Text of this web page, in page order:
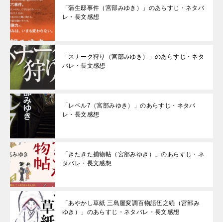
「蒲生邸事件（宮部みゆき）」のあらすじ・ネタバ
レ・長文感想
「スナーク狩り（宮部みゆき）」のあらすじ・ネタ
バレ・長文感想
「レベル7（宮部みゆき）」のあらすじ・ネタバ
レ・長文感想
「きたきた捕物帖（宮部みゆき）」のあらすじ・ネ
タバレ・長文感想
「あやかし草紙 三島屋変調百物語伍之続（宮部み
ゆき）」のあらすじ・ネタバレ・長文感想